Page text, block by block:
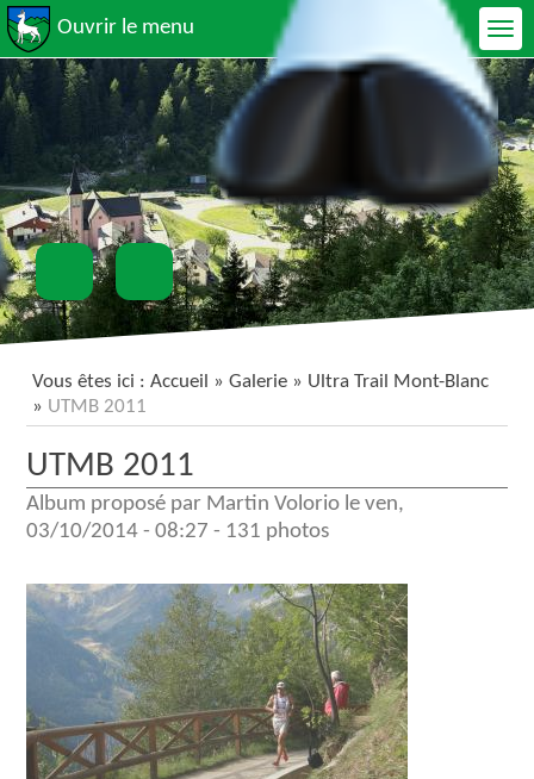
Ouvrir le menu
Vous êtes ici :Accueil »Galerie » Ultra Trail Mont-Blanc
» UTMB 2011
UTMB 2011
Album proposé par Martin Volorio leven,
03/10/2014 - 08:27 - 131 photos